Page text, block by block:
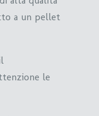
a un pellet
le